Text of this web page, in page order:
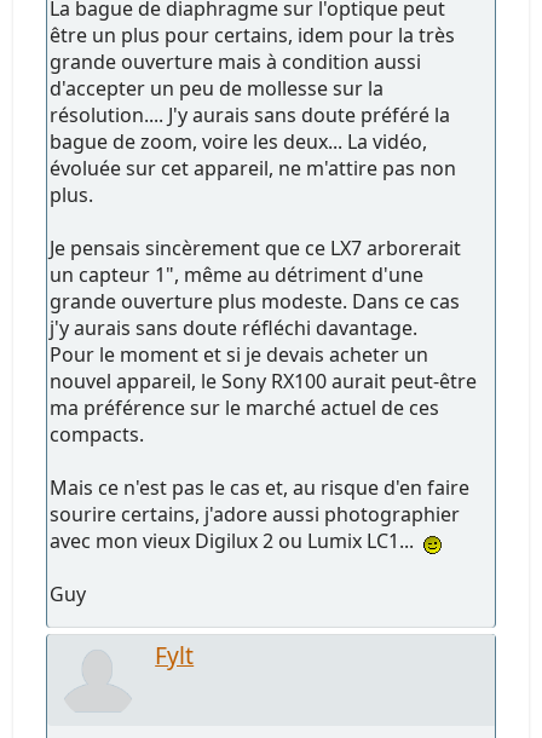
La bague de diaphragme sur l'optique peut
être un plus pour certains, idem pour la très
grande ouverture mais à condition aussi
d'accepter un peu de mollesse sur la
résolution.... J'y aurais sans doute préféré la
bague de zoom, voire les deux... La vidéo,
évoluée sur cet appareil, ne m'attire pas non
plus.
Je pensais sincèrement que ce LX7 arborerait
un capteur 1", même au détriment d'une
grande ouverture plus modeste. Dans ce cas
j'y aurais sans doute réfléchi davantage.
Pour le moment et si je devais acheter un
nouvel appareil, le Sony RX100 aurait peut-être
ma préférence sur le marché actuel de ces
compacts.
Mais ce n'est pas le cas et, au risque d'en faire
sourire certains, j'adore aussi photographier
avec mon vieux Digilux 2 ou Lumix LC1...
Guy
Fylt